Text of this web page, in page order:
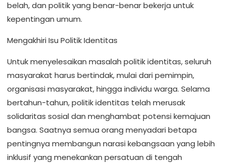
belah, dan politik yang benar-benar bekerja untuk
kepentingan umum.
Mengakhiri Isu Politik Identitas
Untuk menyelesaikan masalah politik identitas, seluruh
masyarakat harus bertindak, mulai dari pemimpin,
organisasi masyarakat, hingga individu warga. Selama
bertahun-tahun, politik identitas telah merusak
solidaritas sosial dan menghambat potensi kemajuan
bangsa. Saatnya semua orang menyadari betapa
pentingnya membangun narasi kebangsaan yang lebih
inklusif yang menekankan persatuan di tengah